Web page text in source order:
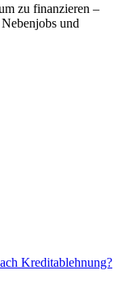
zu finanzieren –
und
Kreditablehnung?